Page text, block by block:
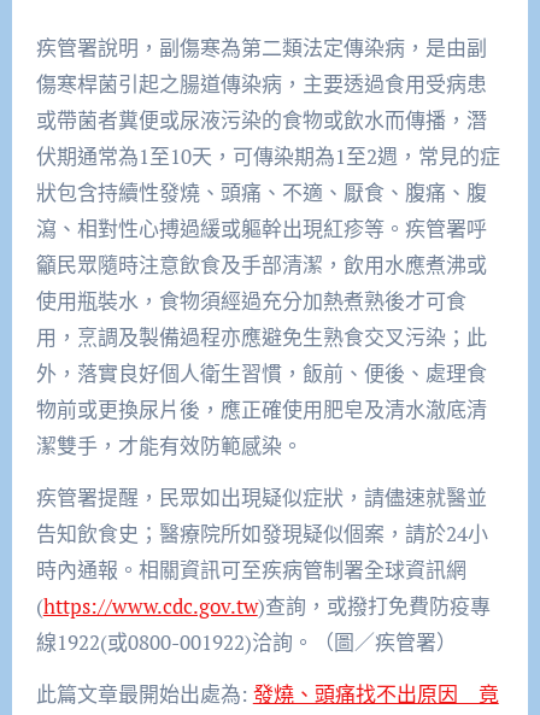
疾管署說明，副傷寒為第二類法定傳染病，是由副
傷寒桿菌引起之腸道傳染病，主要透過食用受病患
或帶菌者糞便或尿液污染的食物或飲水而傳播，潛
伏期通常為1至10天，可傳染期為1至2週，常見的症
狀包含持續性發燒、頭痛、不適、厭食、腹痛、腹
瀉、相對性心搏過緩或軀幹出現紅疹等。疾管署呼
籲民眾隨時注意飲食及手部清潔，飲用水應煮沸或
使用瓶裝水，食物須經過充分加熱煮熟後才可食
用，烹調及製備過程亦應避免生熟食交叉污染；此
外，落實良好個人衛生習慣，飯前、便後、處理食
物前或更換尿片後，應正確使用肥皂及清水澈底清
潔雙手，才能有效防範感染。
疾管署提醒，民眾如出現疑似症狀，請儘速就醫並
告知飲食史；醫療院所如發現疑似個案，請於24小
時內通報。相關資訊可至疾病管制署全球資訊網
(https://www.cdc.gov.tw)查詢，或撥打免費防疫專
線1922(或0800-001922)洽詢。（圖／疾管署）
此篇文章最開始出處為: 發燒、頭痛找不出原因 竟